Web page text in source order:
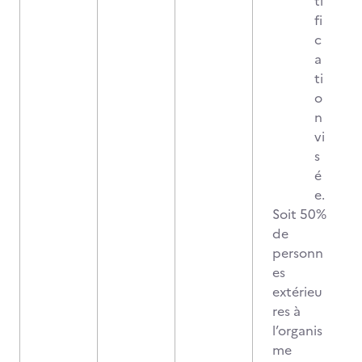
fi
c
a
ti
o
n
vi
s
é
e.
Soit 50%
de
personn
es
extérieu
res à
l’organis
me